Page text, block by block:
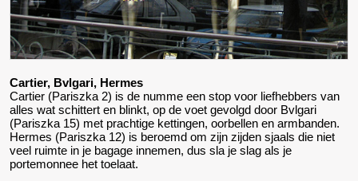
Cartier, Bvlgari, Hermes
Cartier (Pariszka 2) is de numme een stop voor liefhebbers van
alles wat schittert en blinkt, op de voet gevolgd door Bvlgari
(Pariszka 15) met prachtige kettingen, oorbellen en armbanden.
Hermes (Pariszka 12) is beroemd om zijn zijden sjaals die niet
veel ruimte in je bagage innemen, dus sla je slag als je
portemonnee het toelaat.